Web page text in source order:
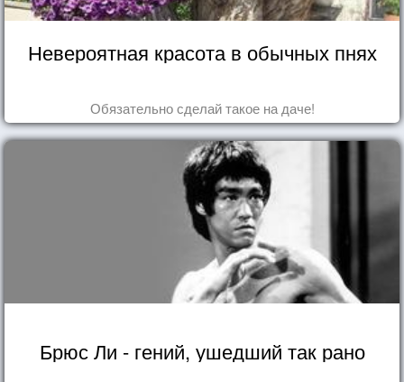
Невероятная красота в обычных пнях
Обязательно сделай такое на даче!
Брюс Ли - гений, ушедший так рано